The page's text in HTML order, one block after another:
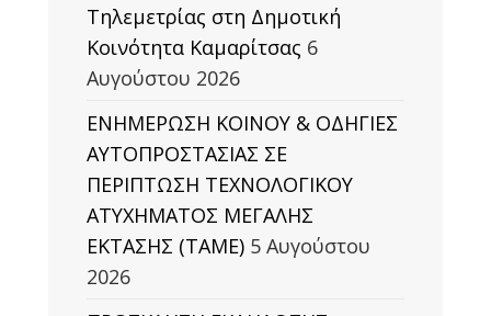
Τηλεμετρίας στη Δημοτική
Κοινότητα Καμαρίτσας 6
Αυγούστου 2026
ΕΝΗΜΕΡΩΣΗ ΚΟΙΝΟΥ & ΟΔΗΓΙΕΣ
ΑΥΤΟΠΡΟΣΤΑΣΙΑΣ ΣΕ
ΠΕΡΙΠΤΩΣΗ ΤΕΧΝΟΛΟΓΙΚΟΥ
ΑΤΥΧΗΜΑΤΟΣ ΜΕΓΑΛΗΣ
ΕΚΤΑΣΗΣ (TAΜΕ) 5 Αυγούστου
2026